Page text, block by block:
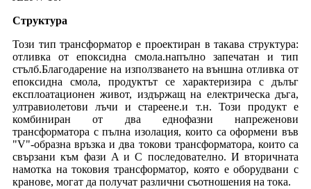
Структура
Този тип трансформатор е проектиран в такава структура:
отливка от епоксидна смола.напълно запечатан и тип
стълб.Благодарение на използването на външна отливка от
епоксидна смола, продуктът се характеризира с дълъг
експлоатационен живот, издържащ на електрическа дъга,
ултравиолетови лъчи и стареене.и т.н. Този продукт е
комбиниран от два еднофазни напреженови
трансформатора с пълна изолация, които са оформени във
"V"-образна връзка и два токови трансформатора, които са
свързани към фази A и C последователно. И вторичната
намотка на токовия трансформатор, която е оборудвани с
кранове, могат да получат различни съотношения на тока.